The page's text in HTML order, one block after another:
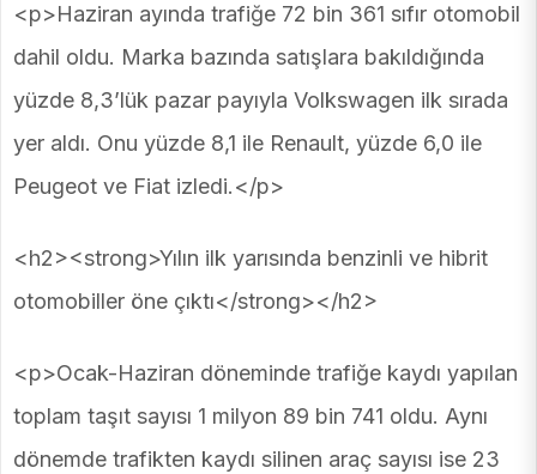
<p>Haziran ayında trafiğe 72 bin 361 sıfır otomobil
dahil oldu. Marka bazında satışlara bakıldığında
yüzde 8,3’lük pazar payıyla Volkswagen ilk sırada
yer aldı. Onu yüzde 8,1 ile Renault, yüzde 6,0 ile
Peugeot ve Fiat izledi.</p>
<h2><strong>Yılın ilk yarısında benzinli ve hibrit
otomobiller öne çıktı</strong></h2>
<p>Ocak-Haziran döneminde trafiğe kaydı yapılan
toplam taşıt sayısı 1 milyon 89 bin 741 oldu. Aynı
dönemde trafikten kaydı silinen araç sayısı ise 23